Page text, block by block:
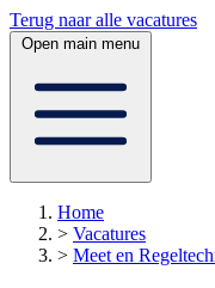
Terug naar alle vacatures
Open main menu
Home
> Vacatures
> Meet en